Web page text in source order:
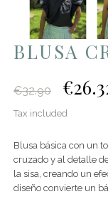
BLUSA
€32.90
Tax included
Blusa básica con un
cruzado y al detalle
la sisa, creando un
diseño convierte un